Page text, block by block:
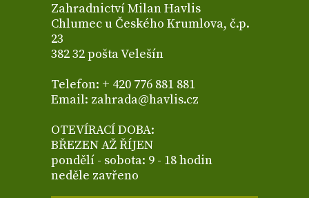
Zahradnictví Milan Havlis
Chlumec u Českého Krumlova, č.p.
23
382 32 pošta Velešín
Telefon: + 420 776 881 881
Email: zahrada@havlis.cz
OTEVÍRACÍ DOBA:
BŘEZEN AŽ ŘÍJEN
pondělí - sobota: 9 - 18 hodin
neděle zavřeno